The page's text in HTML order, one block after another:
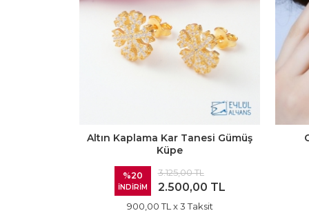
Altın Kaplama Kar Tanesi Gümüş
Küpe
%20
İNDİRİM
3.125,00 TL
2.500,00 TL
900,00 TL x 3 Taksit